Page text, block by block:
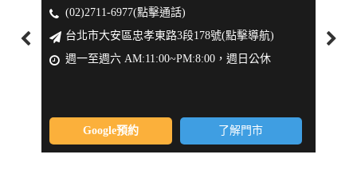
(02)2711-6977(點擊通話)
台北市大安區忠孝東路3段178號(點擊導航)
週一至週六 AM:11:00~PM:8:00，週日公休
Google預約 了解門市